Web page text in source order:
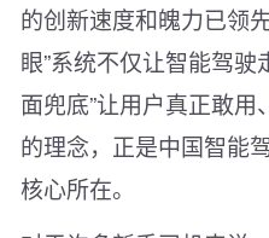
的创新速度和魄力已领
眼”系统不仅让智能驾
面兜底”让用户真正敢
的理念，正是中国智能
核心所在。